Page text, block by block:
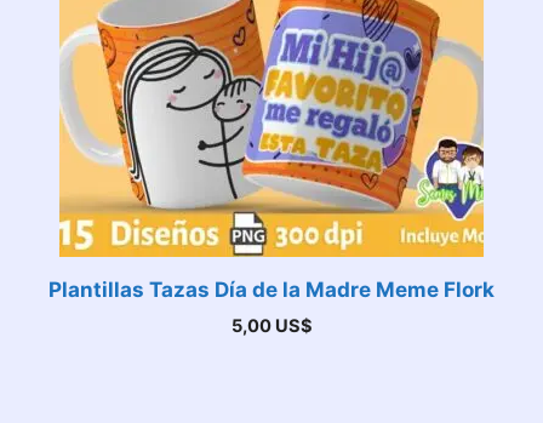
Plantillas Tazas Día de la Madre Meme Flork
5,00 US$